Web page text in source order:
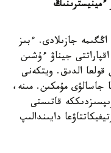
اڭگىمە جازىلادى. ءبىز
جيناۋ ءۇشىن
الدىق. ويتكەنى
جاسالۋى مۇمكىن. مىنە،
قاتىستى
دايىندالىپ